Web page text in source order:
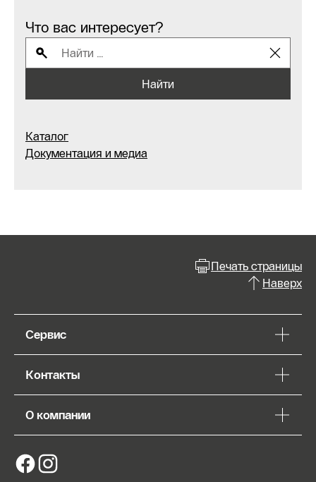
Что вас интересует?
Найти
Каталог
Документация и медиа
Печать страницы
Наверх
Сервис
Контакты
О компании